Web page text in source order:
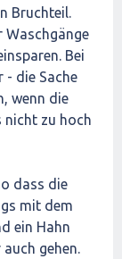
Bruchteil.
Waschgänge
Bei
- die Sache
wenn die
nicht zu hoch
dass die
mit dem
ein Hahn
gehen.